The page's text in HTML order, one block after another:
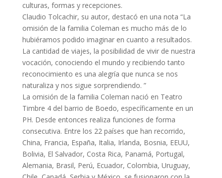
culturas, formas y recepciones.
Claudio Tolcachir, su autor, destacó en una nota “La
omisión de la familia Coleman es mucho más de lo
hubiéramos podido imaginar en cuanto a resultados.
La cantidad de viajes, la posibilidad de vivir de nuestra
vocación, conociendo el mundo y recibiendo tanto
reconocimiento es una alegría que nunca se nos
naturaliza y nos sigue sorprendiendo. ”
La omisión de la familia Coleman nació en Teatro
Timbre 4 del barrio de Boedo, específicamente en un
PH. Desde entonces realiza funciones de forma
consecutiva. Entre los 22 países que han recorrido,
China, Francia, España, Italia, Irlanda, Bosnia, EEUU,
Bolivia, El Salvador, Costa Rica, Panamá, Portugal,
Alemania, Brasil, Perú, Ecuador, Colombia, Uruguay,